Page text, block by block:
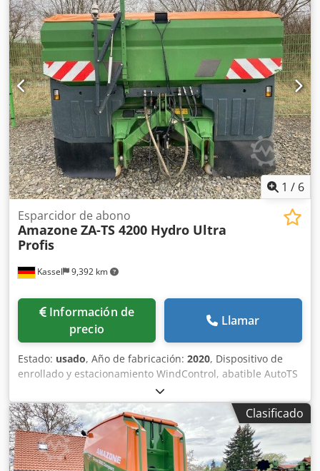
electrónica de rodadas / válvula de control y rodado
hidráulico. Chedpfx Ajtgpggog Aea
1 / 6
Kassel 9,392 km
Esparcidor de abono
Amazone ZA-TS 4200 Hydro Ultra
Profis
Información de
precio
Llamar
Estado: usado, Año de fabricación: 2020, Dispositivo de
enrollado y estacionamiento WindControl, abatible AutoTS
en ambos lados / Barrera de protección de tubos en L
Sensor de inclinación para sistema de pesaje FlowCheck
Alfombrillas EasyCheck, 16 unidades / pieza Guardabarros
en L y escaleras Iluminación LED Lona enrollable de
cobertura L / Juego de palas esparcidoras TS Cedpfx Asrxr
Uyeg Ajha
Clasificado